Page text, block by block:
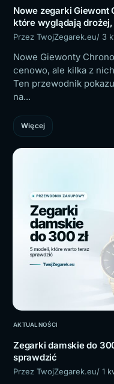
Nowe zegarki Giewont
które wyglądają
Przez TwojZegarek.eu/ 3
Nowe Giewonty
cenowo, ale kilka z
Ten przewodnik
na...
Więcej
AKTUALNOŚCI
Zegarki damskie do
sprawdzić
Przez TwojZegarek.eu/ 1